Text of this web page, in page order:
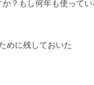
？もし何年も使ってい
めに残しておいた